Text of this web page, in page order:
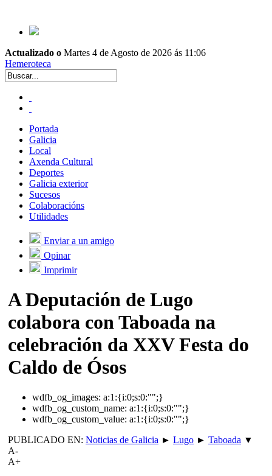
Actualizado o Martes 4 de Agosto de 2026 ás 11:06
Hemeroteca
Portada
Galicia
Local
Axenda Cultural
Deportes
Galicia exterior
Sucesos
Colaboracións
Utilidades
Enviar a un amigo
Opinar
Imprimir
A Deputación de Lugo
colabora con Taboada na
celebración da XXV Festa do
Caldo de Ósos
wdfb_og_images: a:1:{i:0;s:0:"";}
wdfb_og_custom_name: a:1:{i:0;s:0:"";}
wdfb_og_custom_value: a:1:{i:0;s:0:"";}
PUBLICADO EN: Noticias de Galicia ► Lugo ► Taboada ▼
A-
A+